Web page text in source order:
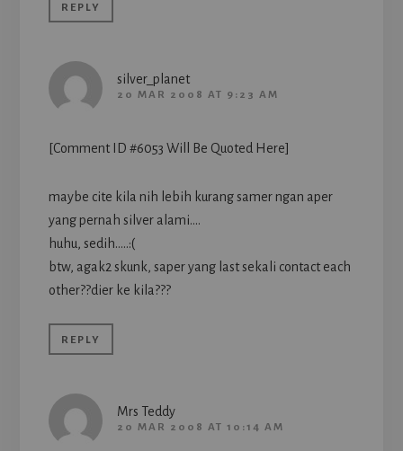
REPLY
silver_planet
20 MAR 2008 AT 9:23 AM
[Comment ID #6053 Will Be Quoted Here]
maybe cite kila nih lebih kurang samer ngan aper
yang pernah silver alami….
huhu, sedih…..:(
btw, agak2 skunk, saper yang last sekali contact each
other??dier ke kila???
REPLY
Mrs Teddy
20 MAR 2008 AT 10:14 AM